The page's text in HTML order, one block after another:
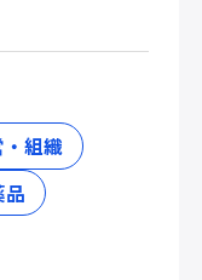
・組織
品